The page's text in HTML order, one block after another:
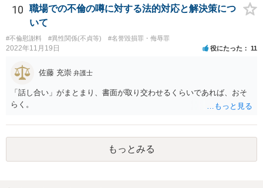
り下がったりはありえます。 例えば、原告としては判決だともっと下
がるかもしれないから応じておくか、とか 被告としては判決でもっと
うな案が出てきます。
10
職場での不倫の噂に対する法的対応と解決策につ
いて
#不倫慰謝料 #異性関係(不貞等) #名誉毀損罪・侮辱罪
2022年11月19日 役にたった 11
佐藤 充崇 弁護士
「話し合い」がまとまり、書面が取り交わせるくらいであれば、おそ
らく。
もっとみる